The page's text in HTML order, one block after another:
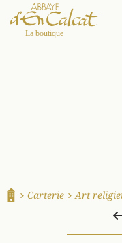
Carterie Art